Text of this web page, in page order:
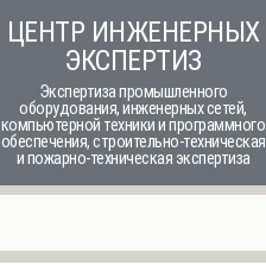
to
content
ЦЕНТР ИНЖЕНЕРНЫХ
ЭКСПЕРТИЗ
Экспертиза промышленного
оборудования, инженерных сетей,
компьютерной техники и программного
обеспечения, строительно-техническая
и пожарно-техническая экспертиза